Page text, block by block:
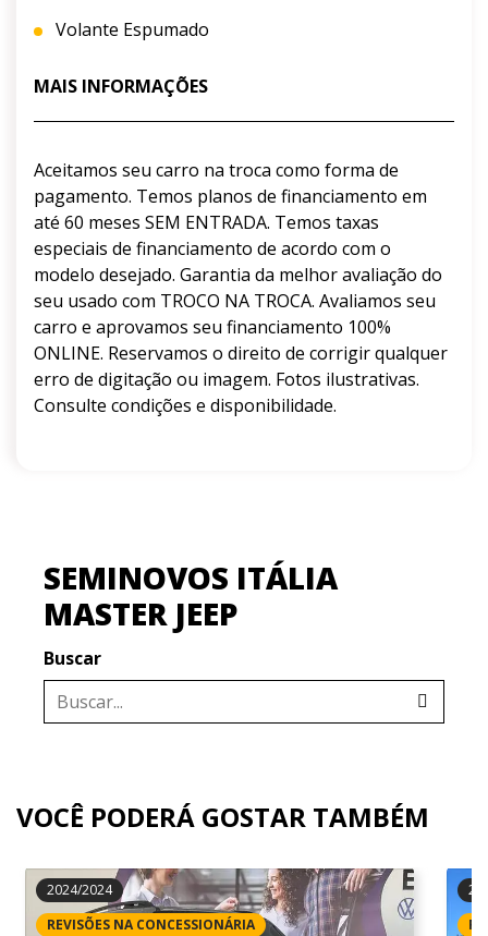
Volante Espumado
MAIS INFORMAÇÕES
Aceitamos seu carro na troca como forma de
pagamento. Temos planos de financiamento em
até 60 meses SEM ENTRADA. Temos taxas
especiais de financiamento de acordo com o
modelo desejado. Garantia da melhor avaliação do
seu usado com TROCO NA TROCA. Avaliamos seu
carro e aprovamos seu financiamento 100%
ONLINE. Reservamos o direito de corrigir qualquer
erro de digitação ou imagem. Fotos ilustrativas.
Consulte condições e disponibilidade.
SEMINOVOS ITÁLIA
MASTER JEEP
Buscar
VOCÊ PODERÁ GOSTAR TAMBÉM
2024/2024
REVISÕES NA CONCESSIONÁRIA